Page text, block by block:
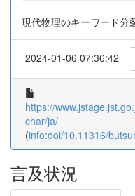
現代物理のキーワード分
2024-01-06 07:36:42
https://
char/ja/
(info:doi/10.11316/
言及状況